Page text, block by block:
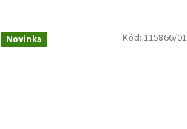
Novinka Kód: 115866/01